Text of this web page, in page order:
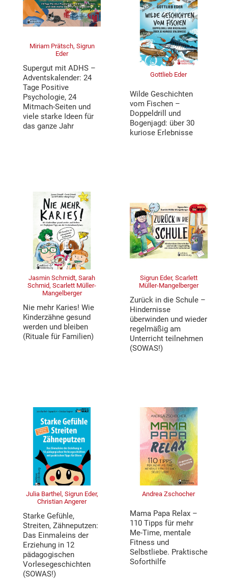
Miriam Prätsch, Sigrun
Eder
Supergut mit ADHS –
Adventskalender: 24
Tage Positive
Psychologie, 24
Mitmach-Seiten und
viele starke Ideen für
das ganze Jahr
Gottlieb Eder
Wilde Geschichten
vom Fischen –
Doppeldrill und
Bogenjagd: über 30
kuriose Erlebnisse
Jasmin Schmidt, Sarah
Schmid, Scarlett Müller-
Mangelberger
Nie mehr Karies! Wie
Kinderzähne gesund
werden und bleiben
(Rituale für Familien)
Sigrun Eder, Scarlett
Müller-Mangelberger
Zurück in die Schule –
Hindernisse
überwinden und wieder
regelmäßig am
Unterricht teilnehmen
(SOWAS!)
Julia Barthel, Sigrun Eder,
Christian Angerer
Starke Gefühle,
Streiten, Zähneputzen:
Das Einmaleins der
Erziehung in 12
pädagogischen
Vorlesegeschichten
(SOWAS!)
Andrea Zschocher
Mama Papa Relax –
110 Tipps für mehr
Me-Time, mentale
Fitness und
Selbstliebe. Praktische
Soforthilfe